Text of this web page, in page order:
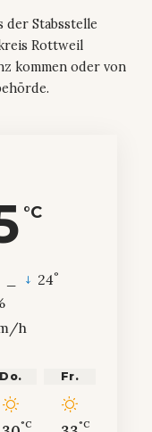
der Stabsstelle
Rottweil
kommen oder von
°C
24°
h
Do.
°C
Fr.
°C